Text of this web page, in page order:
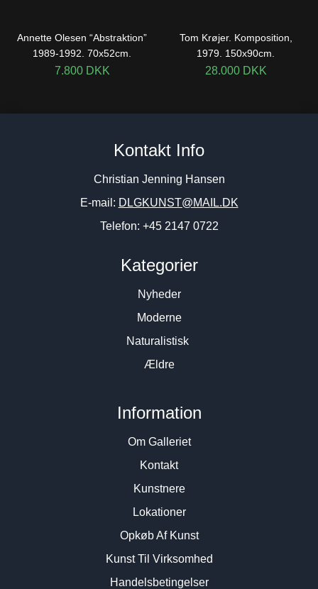
Annette Olesen “Abstraktion”
1989-1992. 70x52cm.
7.800 DKK
Tom Krøjer. Komposition,
1979. 150x90cm.
28.000 DKK
Kontakt Info
Christian Jenning Hansen
E-mail: DLGKUNST@MAIL.DK
Telefon: +45 2147 0722
Kategorier
Nyheder
Moderne
Naturalistisk
Ældre
Information
Om Galleriet
Kontakt
Kunstnere
Lokationer
Opkøb Af Kunst
Kunst Til Virksomhed
Handelsbetingelser